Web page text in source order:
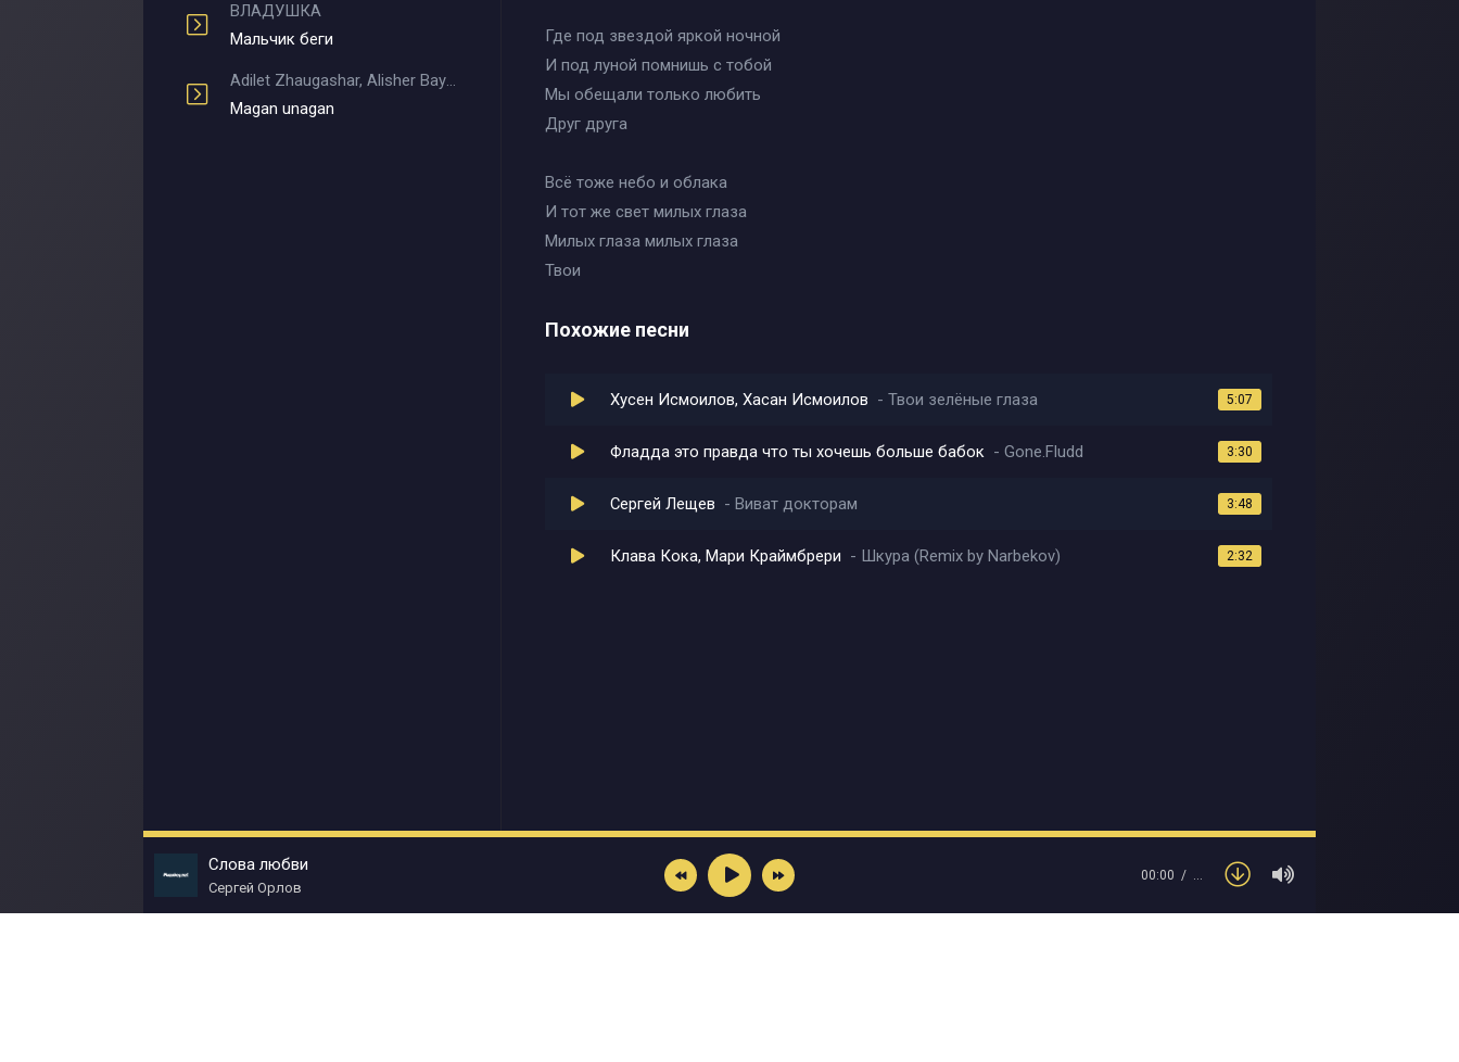
ВЛАДУШКА
Мальчик беги
Adilet Zhaugashar, Alisher Bayniyazov
Magan unagan
Где под звездой яркой ночной
И под луной помнишь с тобой
Мы обещали только любить
Друг друга
Всё тоже небо и облака
И тот же свет милых глаза
Милых глаза милых глаза
Твои
Похожие песни
Хусен Исмоилов, Хасан Исмоилов Твои зелёные глаза 5:07
Фладда это правда что ты хочешь больше бабок Gone.Fludd 3:30
Сергей Лещев Виват докторам 3:48
Клава Кока, Мари Краймбрери Шкура (Remix by Narbekov) 2:32
Слова любви
Сергей Орлов
00:00 …